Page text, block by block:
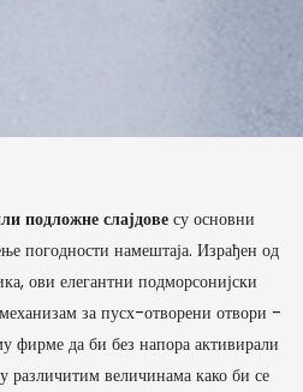
подложне слајдове су основни
погодности намештаја. Израђен од
ови елегантни подморсонијски
за пусх-отворени отвори -
фирме да би без напора активирали
различитим величинама како би се